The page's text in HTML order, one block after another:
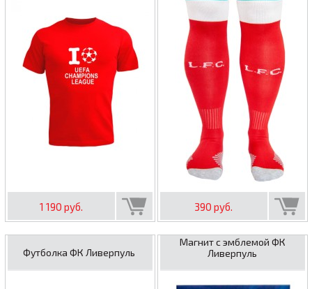
1 190 руб. 390 руб.
Футболка ФК Ливерпуль
Магнит с эмблемой ФК
Ливерпуль